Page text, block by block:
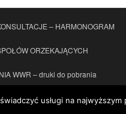
– HARMONOGRAM
ORZEKAJĄCYCH
WWR – druki do pobrania
usługi na